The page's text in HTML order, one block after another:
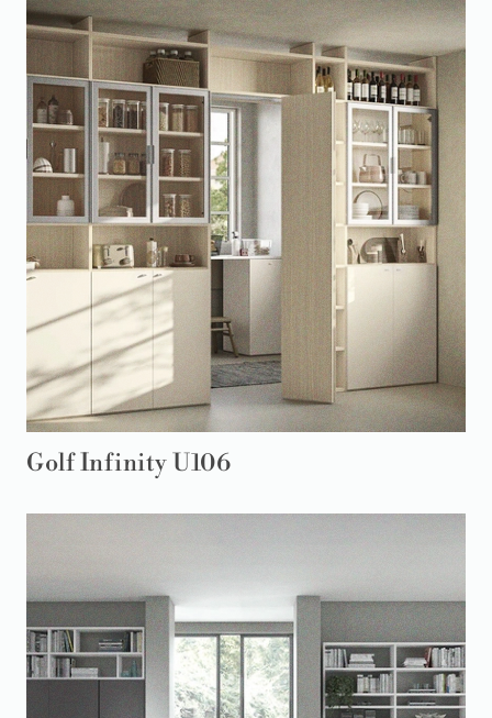
Golf Infinity U106